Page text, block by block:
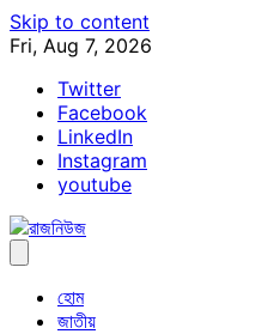
Skip to content
Fri, Aug 7, 2026
Twitter
Facebook
LinkedIn
Instagram
youtube
হোম
জাতীয়